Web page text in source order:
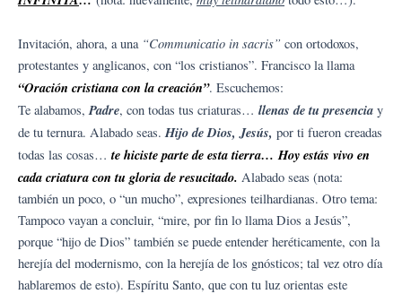
Invitación, ahora, a una “Communicatio in sacris” con ortodoxos,
protestantes y anglicanos, con “los cristianos”. Francisco la llama
“Oración cristiana con la creación”. Escuchemos:
Te alabamos, Padre, con todas tus criaturas… llenas de tu presencia y
de tu ternura. Alabado seas. Hijo de Dios, Jesús, por ti fueron creadas
todas las cosas… te hiciste parte de esta tierra… Hoy estás vivo en
cada criatura con tu gloria de resucitado. Alabado seas (nota:
también un poco, o “un mucho”, expresiones teilhardianas. Otro tema:
Tampoco vayan a concluir, “mire, por fin lo llama Dios a Jesús”,
porque “hijo de Dios” también se puede entender heréticamente, con la
herejía del modernismo, con la herejía de los gnósticos; tal vez otro día
hablaremos de esto). Espíritu Santo, que con tu luz orientas este